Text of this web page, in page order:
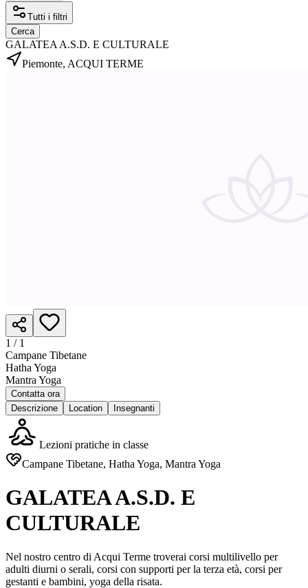
Tutti i filtri
Cerca
GALATEA A.S.D. E CULTURALE
Piemonte, ACQUI TERME
1 / 1
Campane Tibetane
Hatha Yoga
Mantra Yoga
Contatta ora
Descrizione
Location Insegnanti
Lezioni pratiche in classe
Campane Tibetane, Hatha Yoga, Mantra Yoga
GALATEA A.S.D. E
CULTURALE
Nel nostro centro di Acqui Terme troverai corsi multilivello per
adulti diurni o serali, corsi con supporti per la terza età, corsi per
gestanti e bambini, yoga della risata.